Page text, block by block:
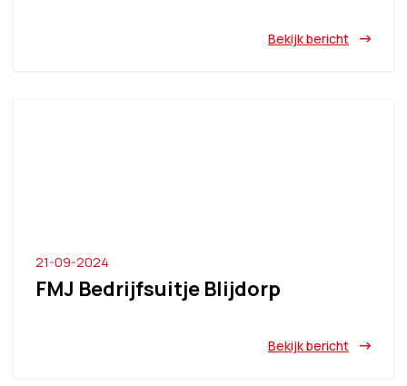
Bekijk bericht
21-09-2024
FMJ Bedrijfsuitje Blijdorp
Bekijk bericht